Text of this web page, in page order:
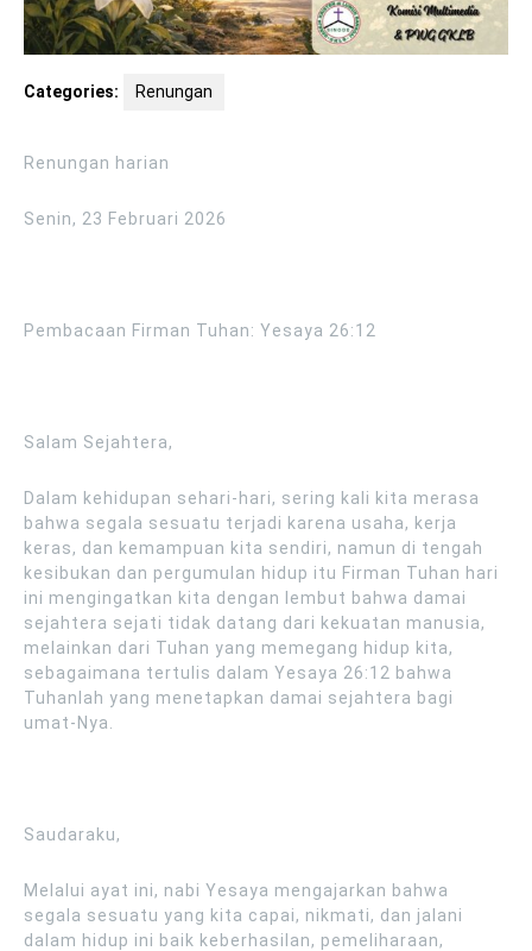
Categories: Renungan
Renungan harian
Senin, 23 Februari 2026
Pembacaan Firman Tuhan: Yesaya 26:12
Salam Sejahtera,
Dalam kehidupan sehari-hari, sering kali kita merasa
bahwa segala sesuatu terjadi karena usaha, kerja
keras, dan kemampuan kita sendiri, namun di tengah
kesibukan dan pergumulan hidup itu Firman Tuhan hari
ini mengingatkan kita dengan lembut bahwa damai
sejahtera sejati tidak datang dari kekuatan manusia,
melainkan dari Tuhan yang memegang hidup kita,
sebagaimana tertulis dalam Yesaya 26:12 bahwa
Tuhanlah yang menetapkan damai sejahtera bagi
umat-Nya.
Saudaraku,
Melalui ayat ini, nabi Yesaya mengajarkan bahwa
segala sesuatu yang kita capai, nikmati, dan jalani
dalam hidup ini baik keberhasilan, pemeliharaan,